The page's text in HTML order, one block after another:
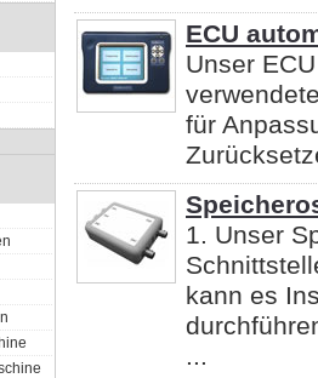
ECU
Unser
für
1. Unser
kann es
...